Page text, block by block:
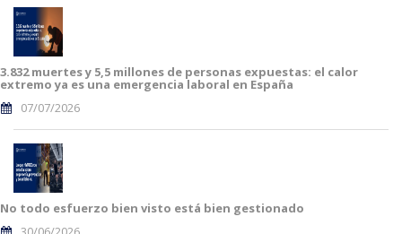
3.832 muertes y 5,5 millones de personas expuestas: el calor
extremo ya es una emergencia laboral en España
07/07/2026
No todo esfuerzo bien visto está bien gestionado